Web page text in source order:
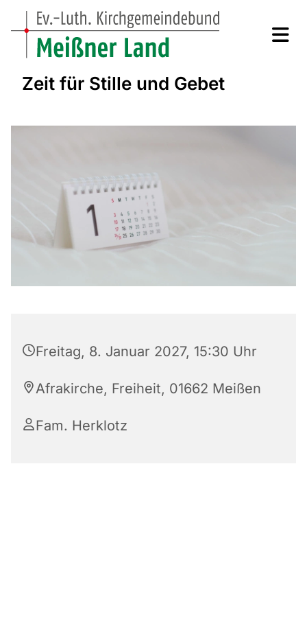
Zeit für Stille und Gebet
Freitag, 8. Januar 2027, 15:30 Uhr
Afrakirche, Freiheit, 01662 Meißen
Fam. Herklotz